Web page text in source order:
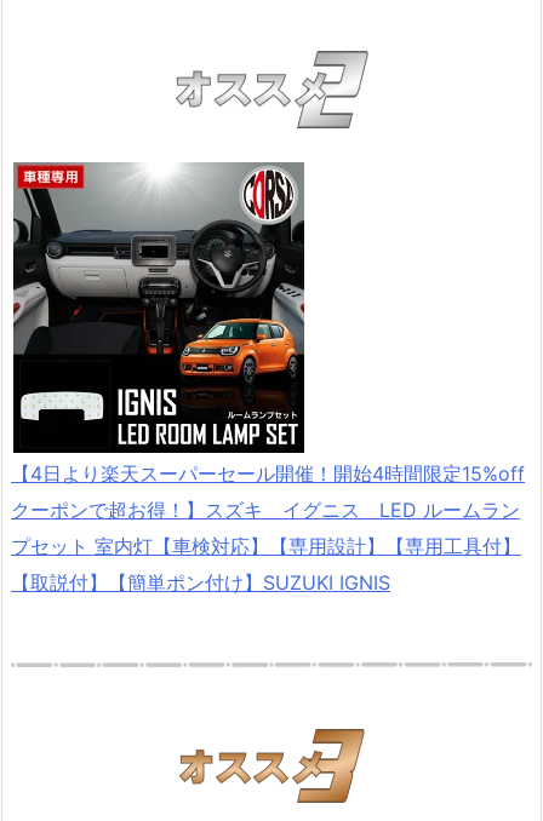
【4日より楽天スーパーセール開催！開始4時間限定15%off
クーポンで超お得！】スズキ イグニス LED ルームラン
プセット 室内灯【車検対応】【専用設計】【専用工具付】
【取説付】【簡単ポン付け】SUZUKI IGNIS